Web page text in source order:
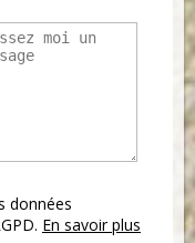
données
En savoir plus